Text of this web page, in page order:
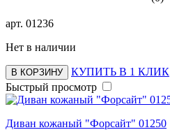
арт. 01236
Нет в наличии
В КОРЗИНУ
КУПИТЬ В 1 КЛИК
Быстрый просмотр
Диван кожаный "Форсайт" 01250